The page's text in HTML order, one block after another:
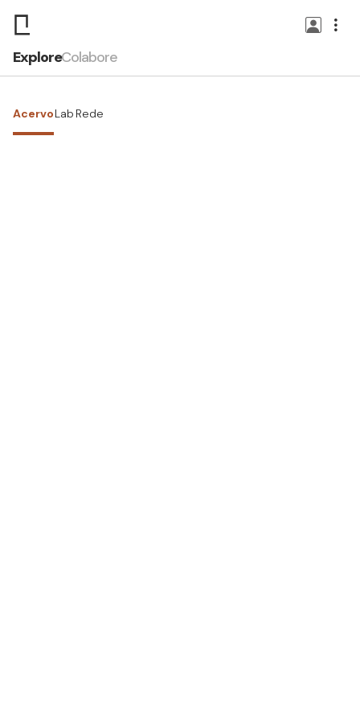
ExploreColabore
AcervoLab Rede